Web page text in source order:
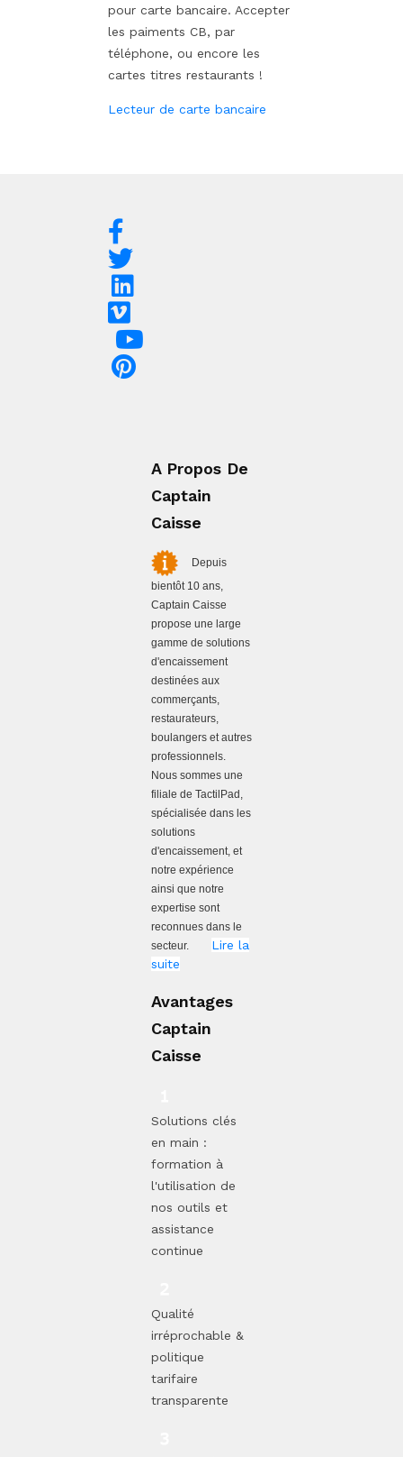
pour carte bancaire. Accepter
les paiments CB, par
téléphone, ou encore les
cartes titres restaurants !
Lecteur de carte bancaire
A Propos De
Captain
Caisse
Depuis
bientôt 10 ans,
Captain Caisse
propose une large
gamme de solutions
d'encaissement
destinées aux
commerçants,
restaurateurs,
boulangers et autres
professionnels.
Nous sommes une
filiale de TactilPad,
spécialisée dans les
solutions
d'encaissement, et
notre expérience
ainsi que notre
expertise sont
reconnues dans le
secteur.
Lire la
suite
Avantages
Captain
Caisse
Solutions clés
en main :
formation à
l'utilisation de
nos outils et
assistance
continue
Qualité
irréprochable &
politique
tarifaire
transparente